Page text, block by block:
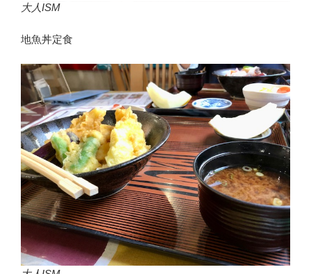
大人ISM
地魚丼定食